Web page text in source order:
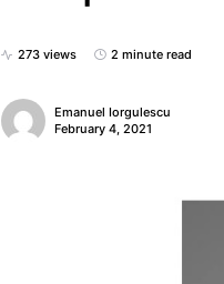
273 views 2 minute read
Emanuel Iorgulescu
February 4, 2021